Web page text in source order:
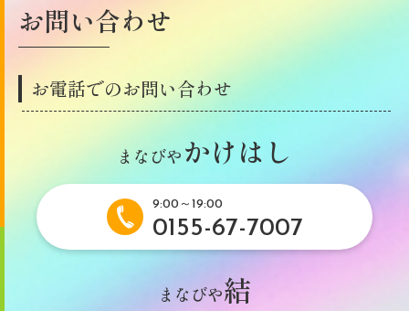
お問い合わせ
お電話でのお問い合わせ
まなびやかけはし
9:00～19:00
0155-67-7007
まなびや結